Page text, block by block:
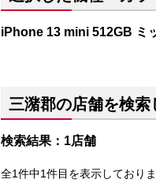
iPhone 13 mini 512GB ミ
三潴郡の店舗を検
検索結果：1店舗
全1件中1件目を表示しており